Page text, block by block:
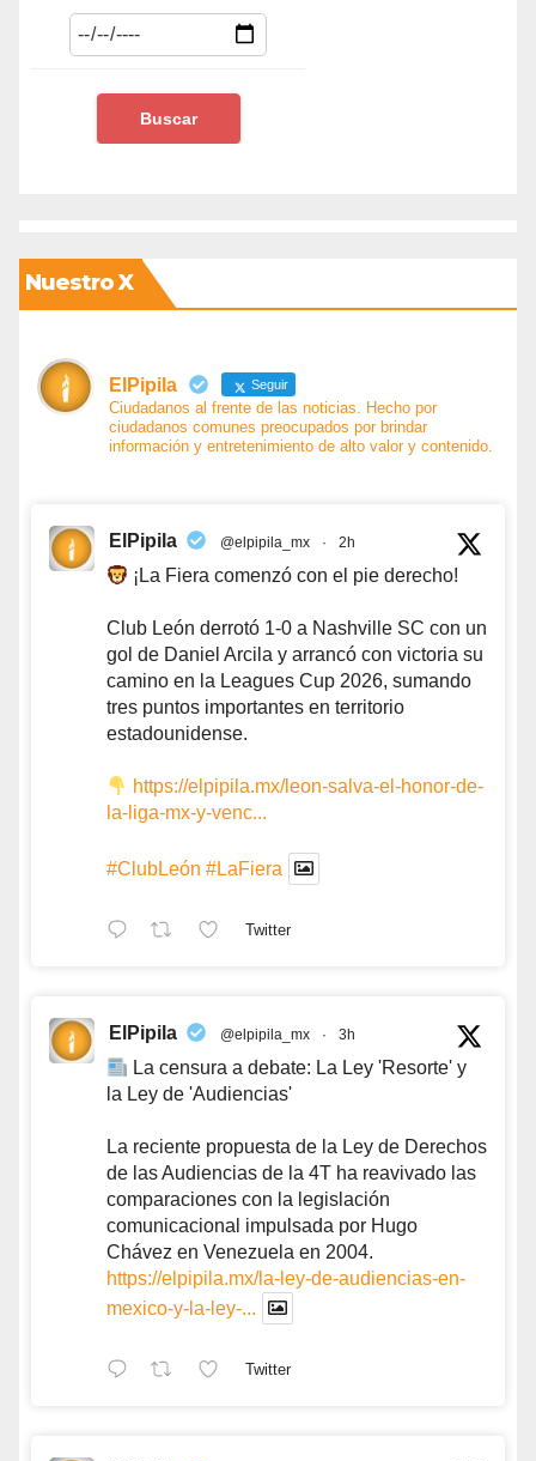
Nuestro X
ElPipila Seguir
Ciudadanos al frente de las noticias. Hecho por
ciudadanos comunes preocupados por brindar
información y entretenimiento de alto valor y contenido.
ElPipila @elpipila_mx · 2h
¡La Fiera comenzó con el pie derecho!
Club León derrotó 1-0 a Nashville SC con un
gol de Daniel Arcila y arrancó con victoria su
camino en la Leagues Cup 2026, sumando
tres puntos importantes en territorio
estadounidense.
https://elpipila.mx/leon-salva-el-honor-de-
la-liga-mx-y-venc...
#ClubLeón #LaFiera
Twitter
ElPipila @elpipila_mx · 3h
La censura a debate: La Ley 'Resorte' y
la Ley de 'Audiencias'
La reciente propuesta de la Ley de Derechos
de las Audiencias de la 4T ha reavivado las
comparaciones con la legislación
comunicacional impulsada por Hugo
Chávez en Venezuela en 2004.
https://elpipila.mx/la-ley-de-audiencias-en-
mexico-y-la-ley-...
Twitter